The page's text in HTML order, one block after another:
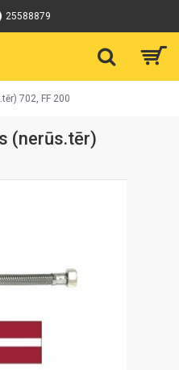
25588879
702, FF 200
(nerūs.tēr)